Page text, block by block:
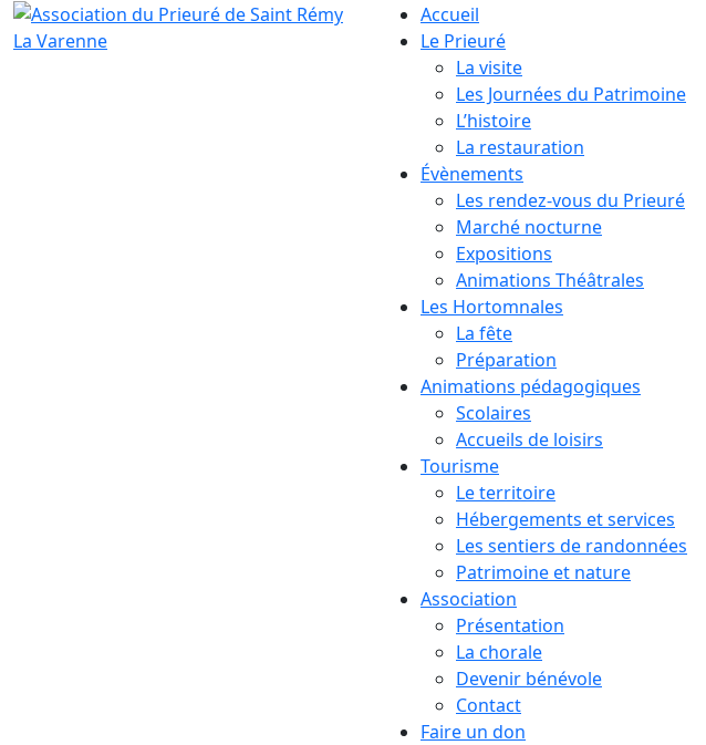
Accueil
Le Prieuré
La visite
Les Journées du Patrimoine
L’histoire
La restauration
Évènements
Les rendez-vous du Prieuré
Marché nocturne
Expositions
Animations Théâtrales
Les Hortomnales
La fête
Préparation
Animations pédagogiques
Scolaires
Accueils de loisirs
Tourisme
Le territoire
Hébergements et services
Les sentiers de randonnées
Patrimoine et nature
Association
Présentation
La chorale
Devenir bénévole
Contact
Faire un don